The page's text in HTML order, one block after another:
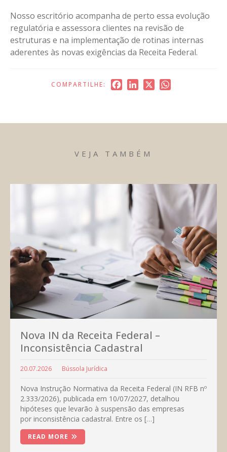
Nosso escritório acompanha de perto essa evolução
regulatória e assessora clientes na revisão de
estruturas e na implementação de rotinas internas
aderentes às novas exigências da Receita Federal.
COMPARTILHE: FacebookLinkedIn
VEJA TAMBÉM
Nova IN da Receita Federal –
Inconsistência Cadastral
20.07.2026 Bússola Jurídica
Nova Instrução Normativa da Receita Federal (IN RFB nº
2.333/2026), publicada em 10/07/2027, detalhou
hipóteses que levarão à suspensão das empresas
por inconsistência cadastral. Entre os […]
READ MORE